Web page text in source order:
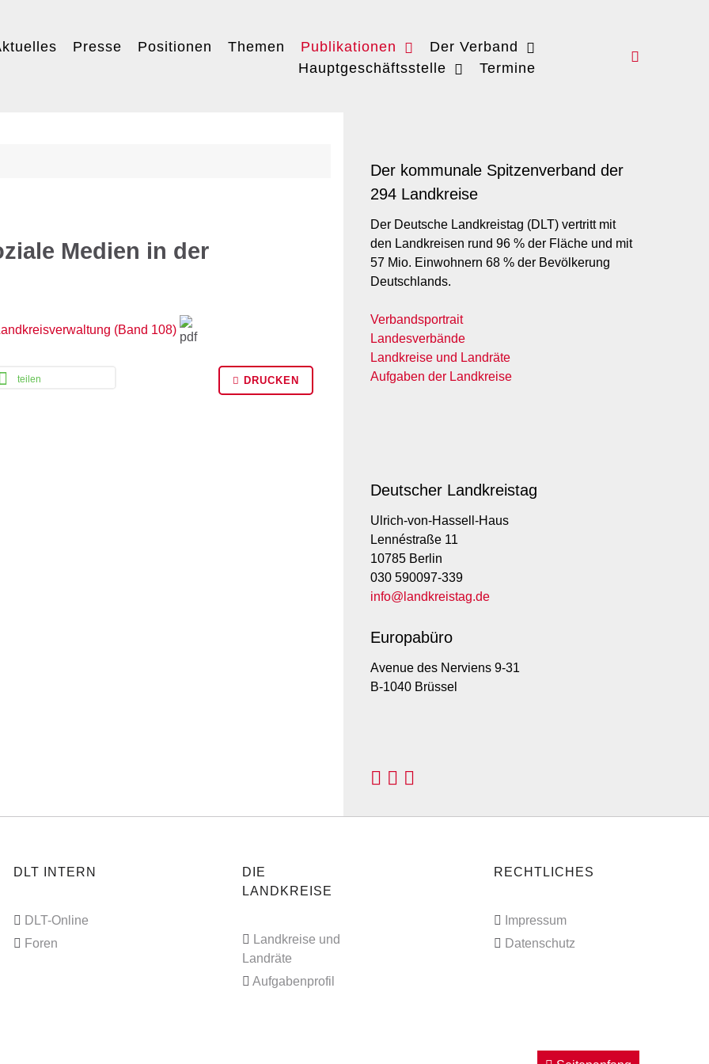
Presse Positionen Themen Publikationen
Der Verband
Hauptgeschäftsstelle
Termine
Medien in der
(Band 108)
DRUCKEN
teilen
Der kommunale Spitzenverband der
294 Landkreise
Der Deutsche Landkreistag (DLT) vertritt mit
den Landkreisen rund 96 % der Fläche und mit
57 Mio. Einwohnern 68 % der Bevölkerung
Deutschlands.
Verbandsportrait
Landesverbände
Landkreise und Landräte
Aufgaben der Landkreise
Deutscher Landkreistag
Ulrich-von-Hassell-Haus
Lennéstraße 11
10785 Berlin
030 590097-339
info@landkreistag.de
Europabüro
Avenue des Nerviens 9-31
B-1040 Brüssel
DLT INTERN
DLT-Online
Foren
DIE
LANDKREISE
Landkreise und
Landräte
Aufgabenprofil
RECHTLICHES
Impressum
Datenschutz